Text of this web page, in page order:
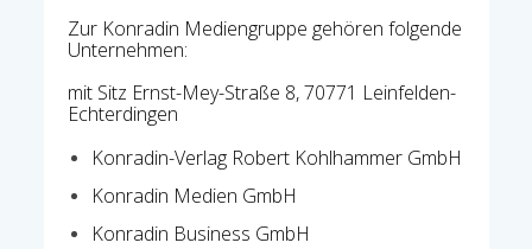
Zur Konradin Mediengruppe gehören folgende
Unternehmen:
mit Sitz Ernst-Mey-Straße 8, 70771 Leinfelden-
Echterdingen
Konradin-Verlag Robert Kohlhammer GmbH
Konradin Medien GmbH
Konradin Business GmbH